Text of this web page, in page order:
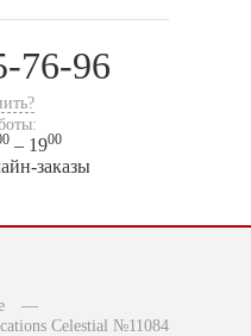
76-96
– 1900
заказы
—
Celestial №11084